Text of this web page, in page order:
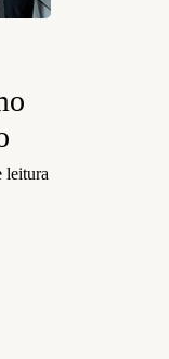
leitura